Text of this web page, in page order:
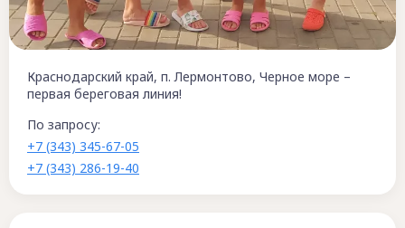
Краснодарский край, п. Лермонтово, Черное море –
первая береговая линия!
По запросу:
+7 (343) 345-67-05
+7 (343) 286-19-40